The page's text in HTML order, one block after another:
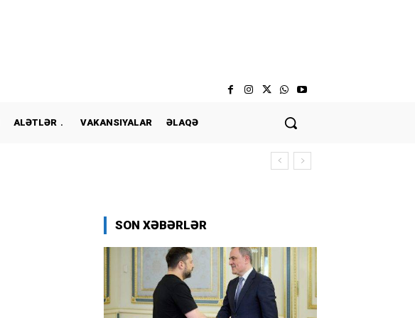
ALƏTLƏR VAKANSIYALAR ƏLAQƏ
SON XƏBƏRLƏR